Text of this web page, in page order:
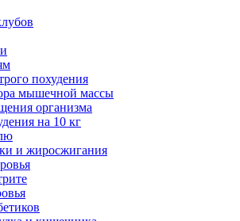
похудения
мышечной массы
организма
на 10 кг
и жиросжигания